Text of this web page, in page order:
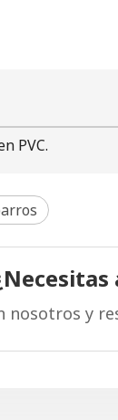
PVC.
nosotros y